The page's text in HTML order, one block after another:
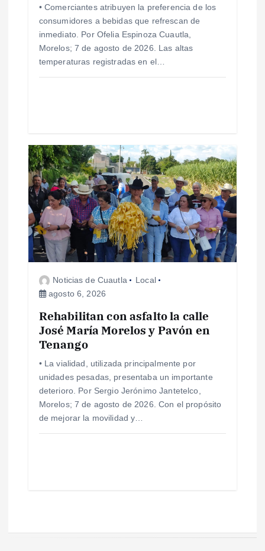
s
• Comerciantes atribuyen la preferencia de los
consumidores a bebidas que refrescan de
inmediato. Por Ofelia Espinoza Cuautla,
Morelos; 7 de agosto de 2026. Las altas
temperaturas registradas en el…
Noticias de Cuautla
Local
agosto 6, 2026
Rehabilitan con asfalto la calle
José María Morelos y Pavón en
Tenango
• La vialidad, utilizada principalmente por
unidades pesadas, presentaba un importante
deterioro. Por Sergio Jerónimo Jantetelco,
Morelos; 7 de agosto de 2026. Con el propósito
de mejorar la movilidad y…